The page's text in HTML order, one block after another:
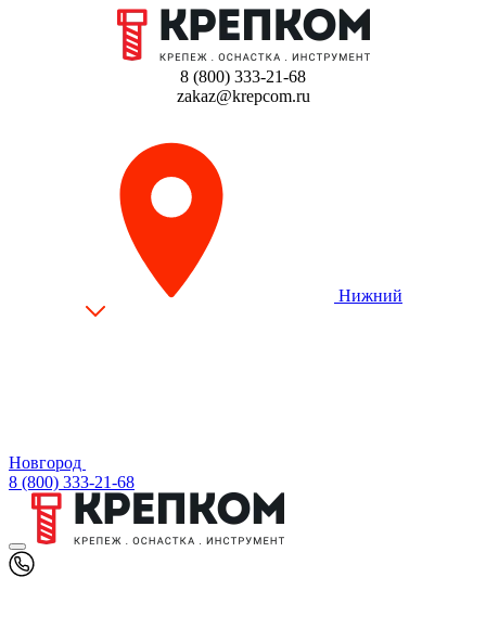
8 (800) 333-21-68
zakaz@krepcom.ru
Нижний
Новгород
8 (800) 333-21-68